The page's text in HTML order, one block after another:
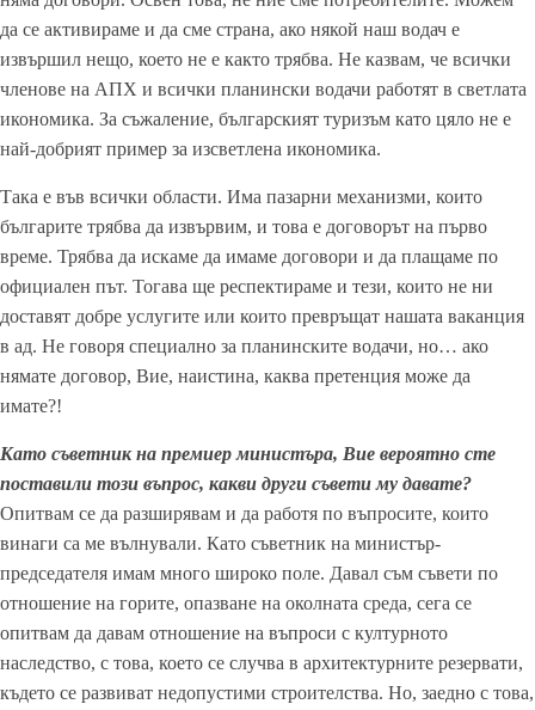
да се активираме и да сме страна, ако някой наш водач е
извършил нещо, което не е както трябва. Не казвам, че всички
членове на АПХ и всички планински водачи работят в светлата
икономика. За съжаление, българският туризъм като цяло не е
най-добрият пример за изсветлена икономика.
Така е във всички области. Има пазарни механизми, които
българите трябва да извървим, и това е договорът на първо
време. Трябва да искаме да имаме договори и да плащаме по
официален път. Тогава ще респектираме и тези, които не ни
доставят добре услугите или които превръщат нашата ваканция
в ад. Не говоря специално за планинските водачи, но… ако
нямате договор, Вие, наистина, каква претенция може да
имате?!
Като съветник на премиер министъра, Вие вероятно сте
поставили този въпрос, какви други съвети му давате?
Опитвам се да разширявам и да работя по въпросите, които
винаги са ме вълнували. Като съветник на министър-
председателя имам много широко поле. Давал съм съвети по
отношение на горите, опазване на околната среда, сега се
опитвам да давам отношение на въпроси с културното
наследство, с това, което се случва в архитектурните резервати,
където се развиват недопустими строителства. Но, заедно с това,